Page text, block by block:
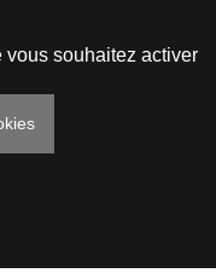
souhaitez activer